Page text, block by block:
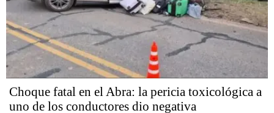
Choque fatal en el Abra: la pericia toxicológica a
uno de los conductores dio negativa